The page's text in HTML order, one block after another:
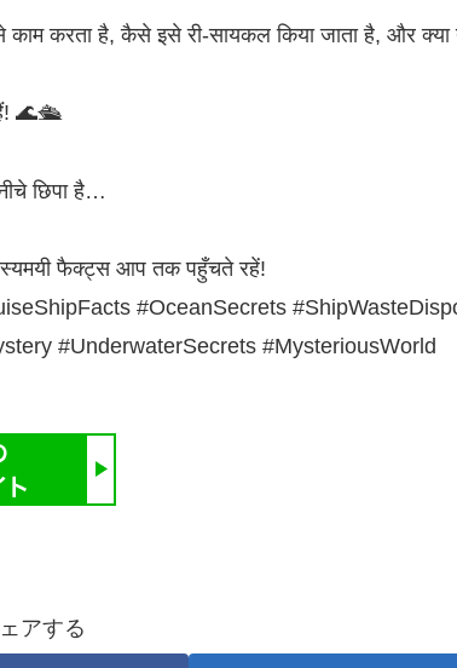
करता है, कैसे इसे री-सायकल किया जाता है, और क्या
हैं! 🌊🛳️
छिपा है…
फैक्ट्स आप तक पहुँचते रहें!
#OceanSecrets
#UnderwaterSecrets #MysteriousWorld
アする